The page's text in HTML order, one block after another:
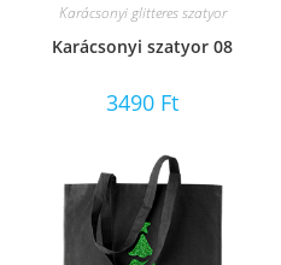
Karácsonyi glitteres szatyor
Karácsonyi szatyor 08
3490 Ft